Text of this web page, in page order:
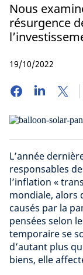
Nous
résurgence
19/10/2022
L’année
responsables
l’inflation «
mondiale, alors
causés par la
pensées selon
temporaire se
d’autant plus
biens, elle